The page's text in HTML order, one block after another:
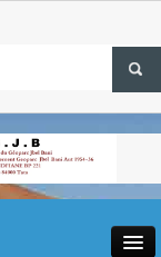
et
Tata
vols Paris-